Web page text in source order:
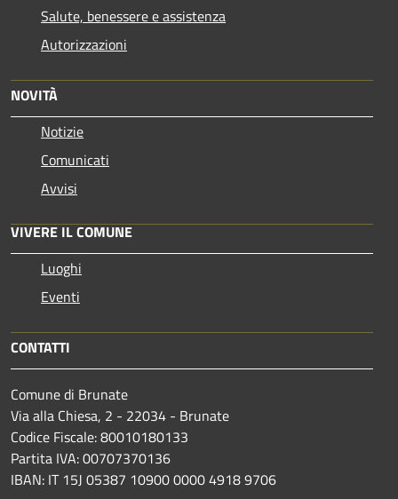
Salute, benessere e assistenza
Autorizzazioni
NOVITÀ
Notizie
Comunicati
Avvisi
VIVERE IL COMUNE
Luoghi
Eventi
CONTATTI
Comune di Brunate
Via alla Chiesa, 2 - 22034 - Brunate
Codice Fiscale: 80010180133
Partita IVA: 00707370136
IBAN: IT 15J 05387 10900 0000 4918 9706